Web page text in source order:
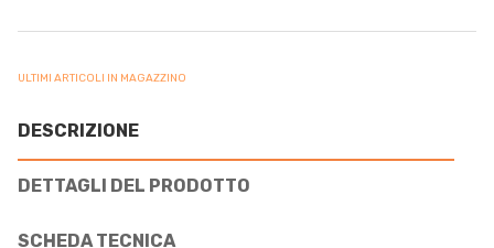
ULTIMI ARTICOLI IN MAGAZZINO
DESCRIZIONE
DETTAGLI DEL PRODOTTO
SCHEDA TECNICA